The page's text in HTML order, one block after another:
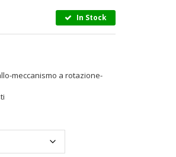
In Stock
meccanismo a rotazione-